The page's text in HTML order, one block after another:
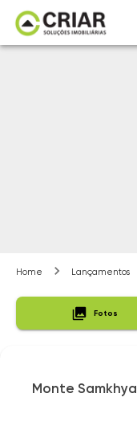
Home Lançamentos
Fotos
Monte Samkhya